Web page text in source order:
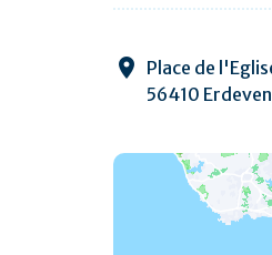
Place de
56410 Erdeven